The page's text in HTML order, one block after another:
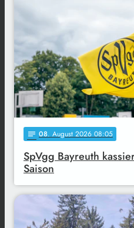
notes 08. August 2026 08:05
SpVgg Bayreuth
Saison